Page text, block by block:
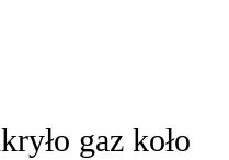
gaz koło